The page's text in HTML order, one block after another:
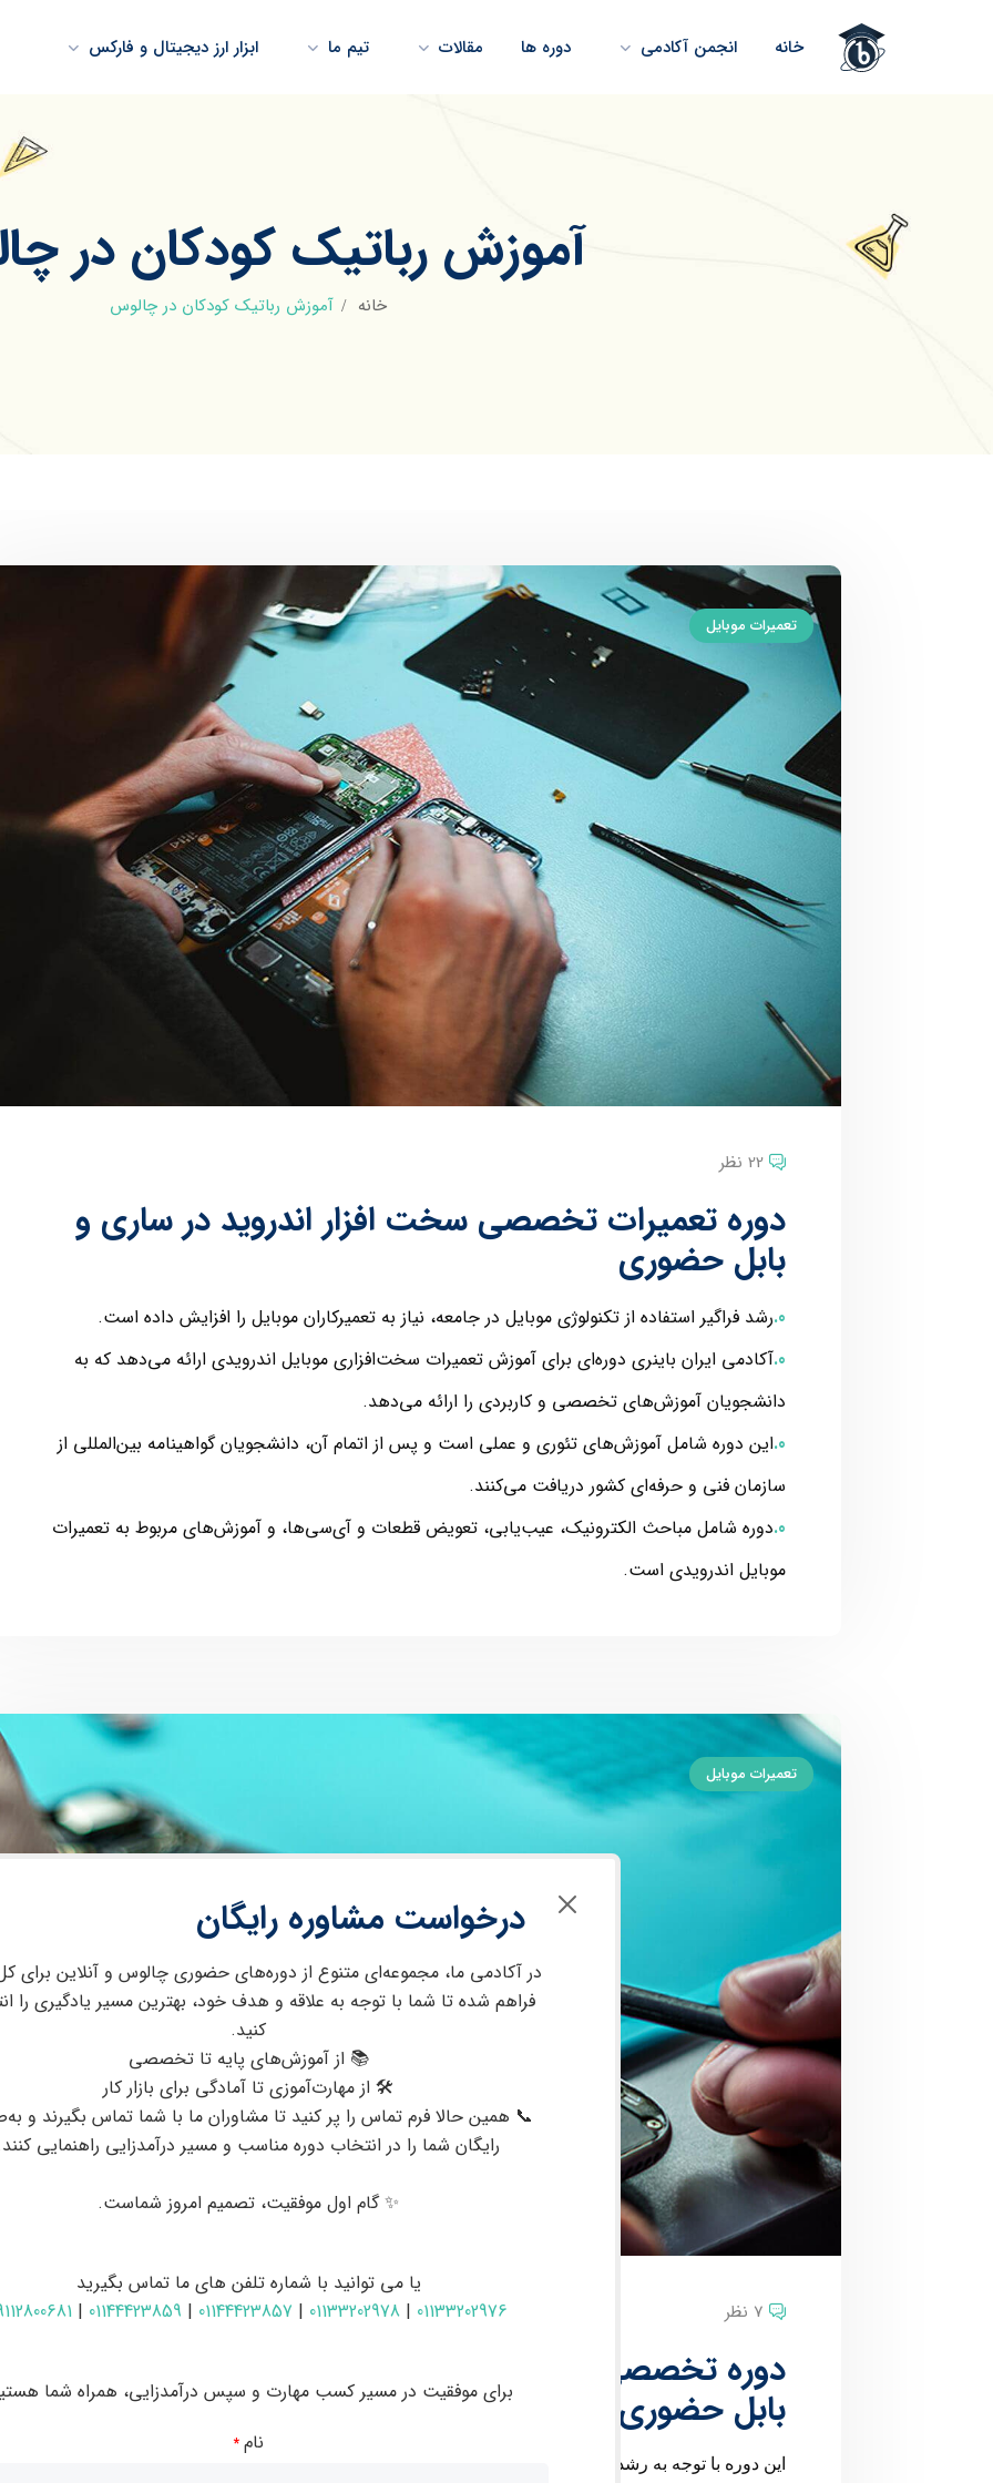
خانه انجمن آکادمی دوره ها مقالات تیم ما ابزار ارز دیجیتال و فارکس
آموزش رباتیک کودکان در
خانه آموزش رباتیک کودکان در چالوس
تعمیرات موبایل
22 نظر
دوره تعمیرات تخصصی سخت افزار اندروید در ساری و
بابل حضوری
رشد فراگیر استفاده از تکنولوژی موبایل در جامعه، نیاز به تعمیرکاران موبایل را افزایش داده است.
آکادمی ایران باینری دوره‌ای برای آموزش تعمیرات سخت‌افزاری موبایل اندرویدی ارائه می‌دهد که به
دانشجویان آموزش‌های تخصصی و کاربردی را ارائه می‌دهد.
این دوره شامل آموزش‌های تئوری و عملی است و پس از اتمام آن، دانشجویان گواهینامه بین‌المللی از
سازمان فنی و حرفه‌ای کشور دریافت می‌کنند.
دوره شامل مباحث الکترونیک، عیب‌یابی، تعویض قطعات و آی‌سی‌ها، و آموزش‌های مربوط به تعمیرات
موبایل اندرویدی است.
تعمیرات موبایل
7 نظر
دوره تخصصی تعویض هارد و cpu اندروید در ساری و
بابل حضوری
این دوره با توجه به رشد استفاده از موبایل در جامعه، امکانات زیادی را برای تعمیرکاران موبایل فراهم
درخواست مشاوره رایگان
در آکادمی ما، مجموعه‌ای متنوع از دوره‌های حضوری چالوس و آنلاین برای
فراهم شده تا شما با توجه به علاقه و هدف خود، بهترین مسیر یادگیری را
کنید.
📚 از آموزش‌های پایه تا تخصصی
🛠 از مهارت‌آموزی تا آمادگی برای بازار کار
📞 همین حالا فرم تماس را پر کنید تا مشاوران ما با شما تماس بگیرند و
رایگان شما را در انتخاب دوره مناسب و مسیر درآمدزایی راهنمایی
✨ گام اول موفقیت، تصمیم امروز شماست.
یا می توانید با شماره تلفن های ما تماس بگیرید
01133202976
|
01133202978
|
01144423857
|
01144423859
|
برای موفقیت در مسیر کسب مهارت و سپس درآمدزایی، همراه شما
نام *